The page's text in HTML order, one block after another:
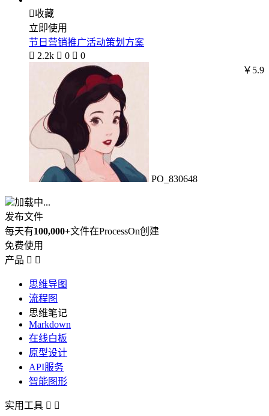
收藏
立即使用
节日营销推广活动策划方案
 2.2k  0  0
PO_830648
￥5.9
加载中...
发布文件
每天有100,000+文件在ProcessOn创建
免费使用
产品  
思维导图
流程图
思维笔记
Markdown
在线白板
原型设计
API服务
智能图形
实用工具  